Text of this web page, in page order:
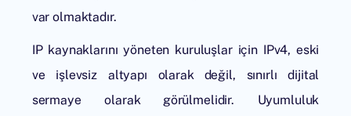
var olmaktadır.
IP kaynaklarını yöneten kuruluşlar için IPv4, eski
ve işlevsiz altyapı olarak değil, sınırlı dijital
sermaye olarak görülmelidir. Uyumluluk